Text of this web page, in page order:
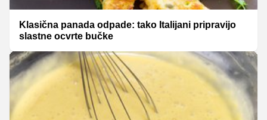
Klasična panada odpade: tako Italijani pripravijo
slastne ocvrte bučke